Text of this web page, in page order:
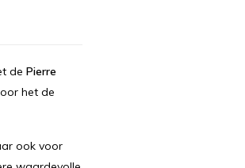
de Pierre
het de
ook voor